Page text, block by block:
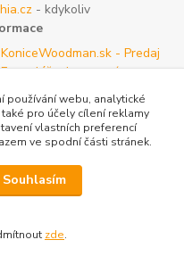
- kdykoliv
Woodman.sk - Predaj
Formulář odstoupení o
Rady a tipy
Tabulky rozměrů
stránek
rychle.cz
používání webu, analytické
pro účely cílení reklamy
vlastních preferencí
ve spodní části stránek.
Souhlasím
zde.